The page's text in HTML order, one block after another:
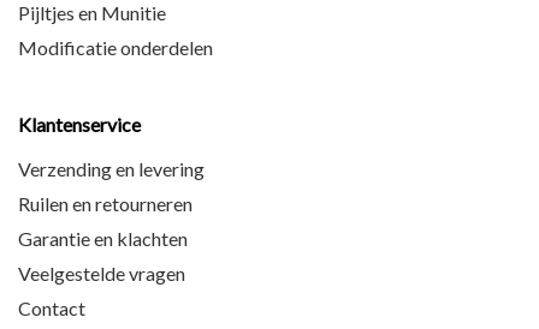
Pijltjes en Munitie
Modificatie onderdelen
Klantenservice
Verzending en levering
Ruilen en retourneren
Garantie en klachten
Veelgestelde vragen
Contact